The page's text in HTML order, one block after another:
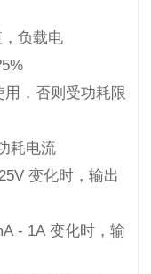
负载电
，否则受功耗限
耗电流
变化时，输出
- 1A 变化时，输